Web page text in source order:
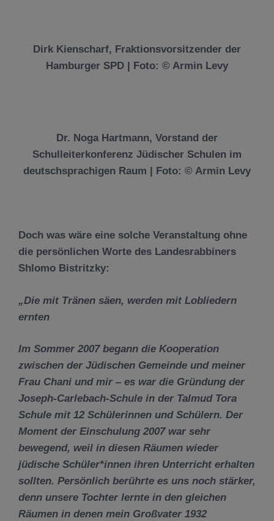
Dirk Kienscharf, Fraktionsvorsitzender der
Hamburger SPD | Foto: © Armin Levy
Dr. Noga Hartmann, Vorstand der
Schulleiterkonferenz Jüdischer Schulen im
deutschsprachigen Raum | Foto: © Armin Levy
Doch was wäre eine solche Veranstaltung ohne
die persönlichen Worte des Landesrabbiners
Shlomo Bistritzky:
„Die mit Tränen säen, werden mit Lobliedern
ernten
Im Sommer 2007 begann die Kooperation
zwischen der Jüdischen Gemeinde und meiner
Frau Chani und mir – es war die Gründung der
Joseph-Carlebach-Schule in der Talmud Tora
Schule mit 12 Schülerinnen und Schülern. Der
Moment der Einschulung 2007 war sehr
bewegend, weil in diesen Räumen wieder
jüdische Schüler*innen ihren Unterricht erhalten
sollten. Persönlich berührte es uns noch stärker,
denn unsere Tochter lernte in den gleichen
Räumen in denen mein Großvater 1932